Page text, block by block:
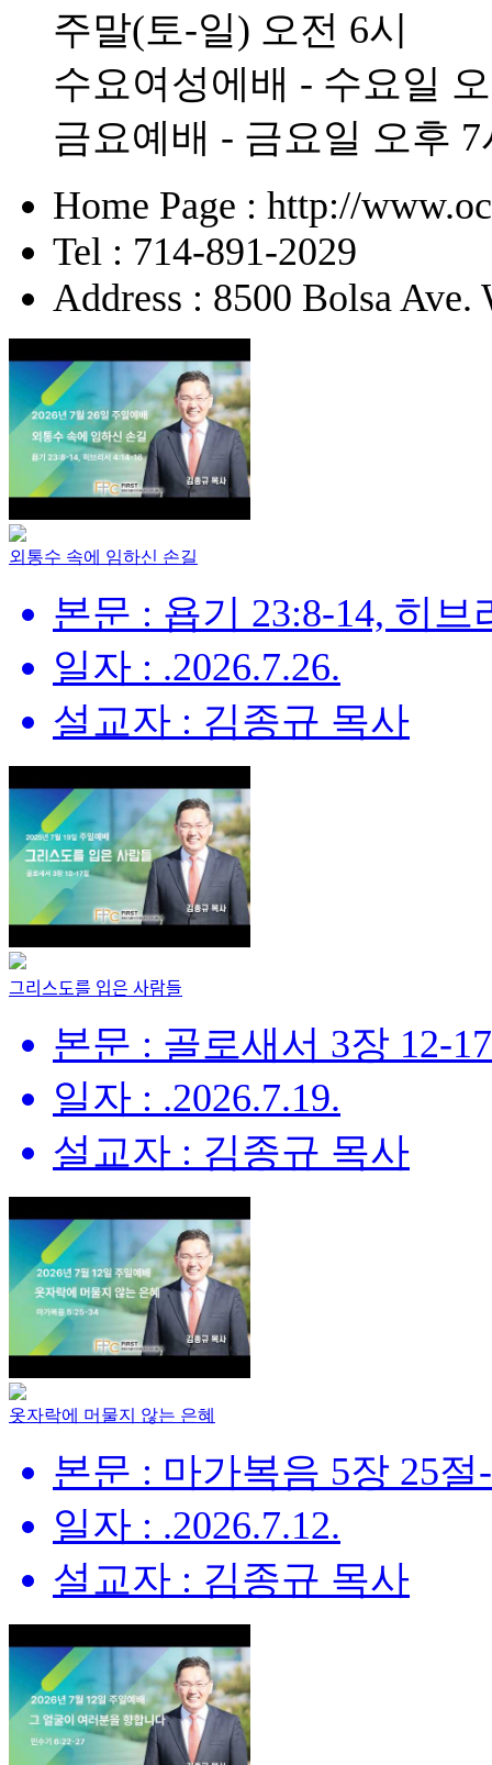
주말(토-일) 오전 6시
수요여성에배 - 수요일
금요예배 - 금요일 오후 7
Home Page : http://
Tel : 714-891-2029
Address : 8500 Bolsa Ave.
외통수 속에 임하신 손길
본문 : 욥기 23:8-14, 히브
일자 : .2026.7.26.
설교자 : 김종규 목사
그리스도를 입은 사람들
본문 : 골로새서 3장 12-
일자 : .2026.7.19.
설교자 : 김종규 목사
옷자락에 머물지 않는 은혜
본문 : 마가복음 5장 25절
일자 : .2026.7.12.
설교자 : 김종규 목사